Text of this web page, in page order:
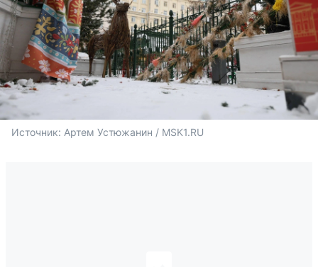
Источник: Артем Устюжанин / MSK1.RU